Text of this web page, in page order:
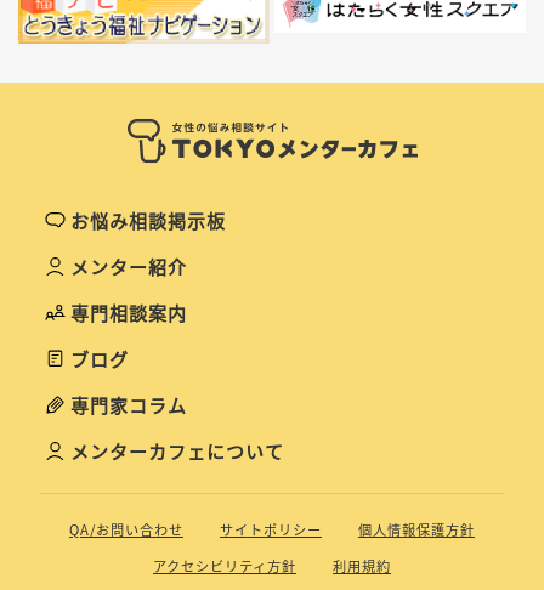
お悩み相談掲示板
メンター紹介
専門相談案内
ブログ
専門家コラム
メンターカフェについて
QA/お問い合わせ サイトポリシー
個人情報保護方針
アクセシビリティ方針
利用規約